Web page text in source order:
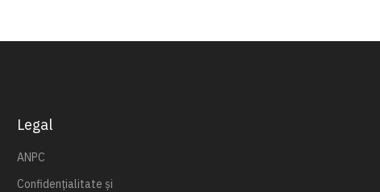
Legal
ANPC
Confidențialitate și